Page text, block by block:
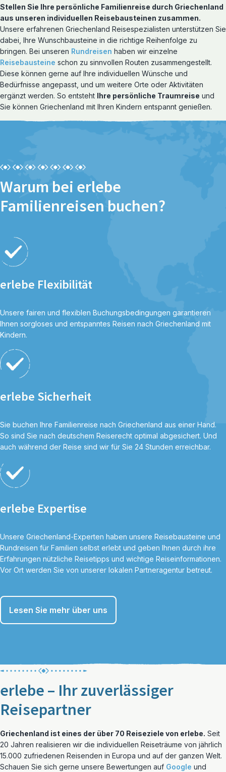
Stellen Sie Ihre persönliche Familienreise durch Griechenland
aus unseren individuellen Reisebausteinen zusammen.
Unsere erfahrenen Griechenland Reisespezialisten unterstützen Sie
dabei, Ihre Wunschbausteine in die richtige Reihenfolge zu
bringen. Bei unseren Rundreisen haben wir einzelne
Reisebausteine schon zu sinnvollen Routen zusammengestellt.
Diese können gerne auf Ihre individuellen Wünsche und
Bedürfnisse angepasst, und um weitere Orte oder Aktivitäten
ergänzt werden. So entsteht Ihre persönliche Traumreise und
Sie können Griechenland mit Ihren Kindern entspannt genießen.
Rundreisen
Reiserouten entdecken
Warum bei erlebe
Familienreisen buchen?
erlebe Flexibilität
Unsere fairen und flexiblen Buchungsbedingungen garantieren
Ihnen sorgloses und entspanntes Reisen nach Griechenland mit
Kindern.
erlebe Sicherheit
Sie buchen Ihre Familienreise nach Griechenland aus einer Hand.
So sind Sie nach deutschem Reiserecht optimal abgesichert. Und
auch während der Reise sind wir für Sie 24 Stunden erreichbar.
erlebe Expertise
Unsere Griechenland-Experten haben unsere Reisebausteine und
Rundreisen für Familien selbst erlebt und geben Ihnen durch ihre
Erfahrungen nützliche Reisetipps und wichtige Reiseinformationen.
Vor Ort werden Sie von unserer lokalen Partneragentur betreut.
Lesen Sie mehr über uns
erlebe – Ihr zuverlässiger
Reisepartner
Griechenland ist eines der über 70 Reiseziele von erlebe. Seit
20 Jahren realisieren wir die individuellen Reiseträume von jährlich
15.000 zufriedenen Reisenden in Europa und auf der ganzen Welt.
Schauen Sie sich gerne unsere Bewertungen auf Google und